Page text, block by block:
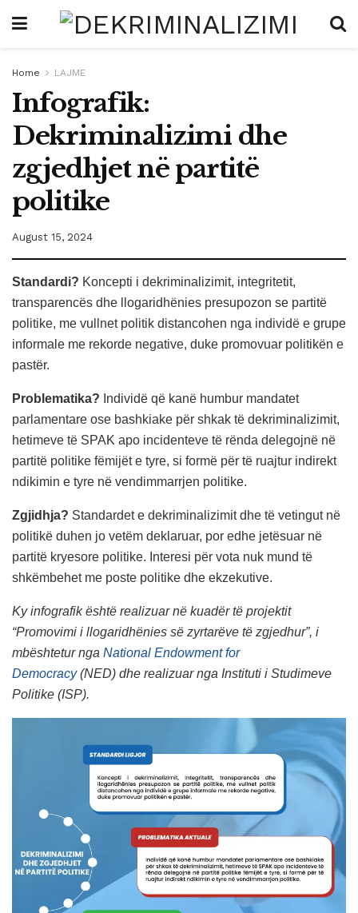
Home LAJME
Infografik:
Dekriminalizimi dhe
zgjedhjet në partitë
politike
August 15, 2024
Standardi? Koncepti i dekriminalizimit, integritetit,
transparencës dhe llogaridhënies presupozon se partitë
politike, me vullnet politik distancohen nga individë e grupe
informale me rekorde negative, duke promovuar politikën e
pastër.
Problematika? Individë që kanë humbur mandatet
parlamentare ose bashkiake për shkak të dekriminalizimit,
hetimeve të SPAK apo incidenteve të rënda delegojnë në
partitë politike fëmijët e tyre, si formë për të ruajtur indirekt
ndikimin e tyre në vendimmarrjen politike.
Zgjidhja? Standardet e dekriminalizimit dhe të vetingut në
politikë duhen jo vetëm deklaruar, por edhe jetësuar në
partitë kryesore politike. Interesi për vota nuk mund të
shkëmbehet me poste politike dhe ekzekutive.
Ky infografik është realizuar në kuadër të projektit
“Promovimi i llogaridhënies së zyrtarëve të zgjedhur”, i
mbështetur nga National Endowment for
Democracy(NED) dhe realizuar nga Instituti i Studimeve
Politike (ISP).